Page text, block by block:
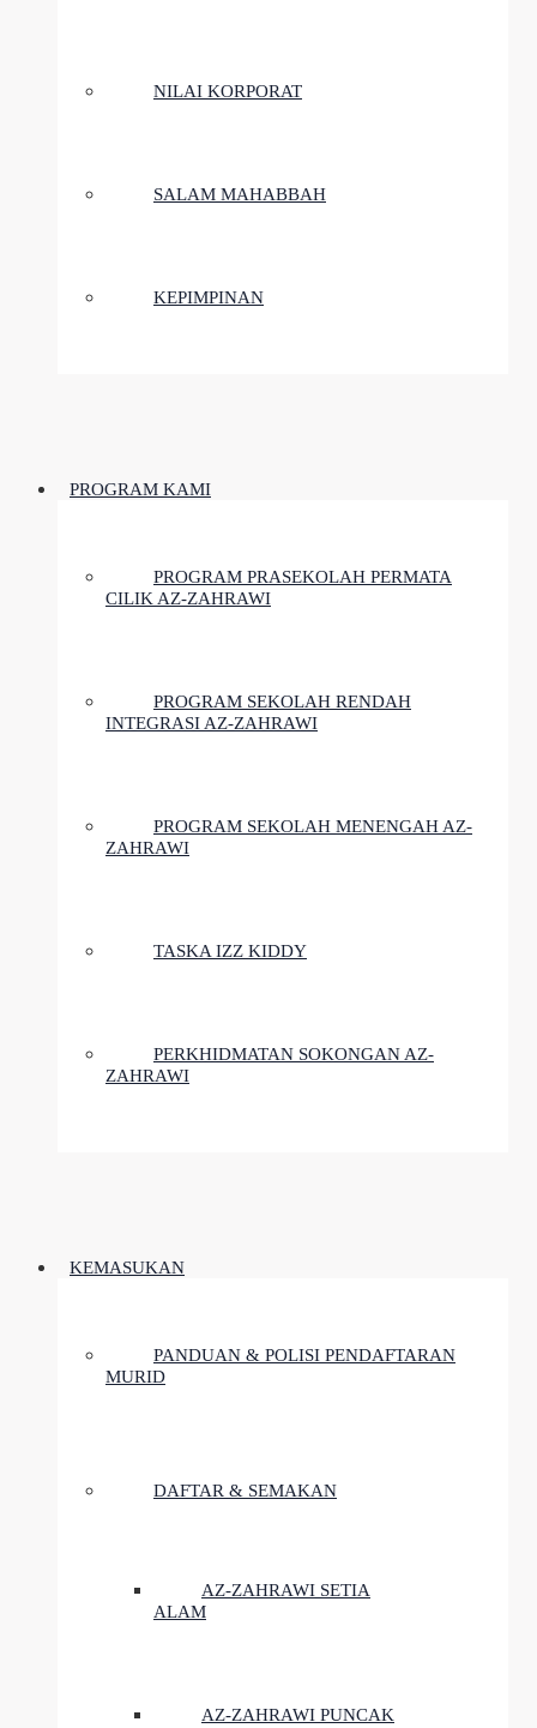
NILAI KORPORAT
SALAM MAHABBAH
KEPIMPINAN
PROGRAM KAMI
PROGRAM PRASEKOLAH PERMATA
CILIK AZ-ZAHRAWI
PROGRAM SEKOLAH RENDAH
INTEGRASI AZ-ZAHRAWI
PROGRAM SEKOLAH MENENGAH AZ-
ZAHRAWI
TASKA IZZ KIDDY
PERKHIDMATAN SOKONGAN AZ-
ZAHRAWI
KEMASUKAN
PANDUAN & POLISI PENDAFTARAN
MURID
DAFTAR & SEMAKAN
AZ-ZAHRAWI SETIA
ALAM
AZ-ZAHRAWI PUNCAK